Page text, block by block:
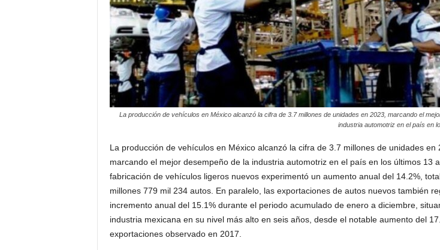
La producción de vehículos en México alcanzó la cifra de 3.7 millones de unidades en 2023, marcando el
industria automotriz en el país en
La producción de vehículos en México alcanzó la cifra de 3.7 millones de unidades en
marcando el mejor desempeño de la industria automotriz en el país en los últimos 13
fabricación de vehículos ligeros nuevos experimentó un aumento anual del 14.2%,
millones 779 mil 234 autos. En paralelo, las exportaciones de autos nuevos también
incremento anual del 15.1% durante el periodo acumulado de enero a diciembre,
industria mexicana en su nivel más alto en seis años, desde el notable aumento del
exportaciones observado en 2017.